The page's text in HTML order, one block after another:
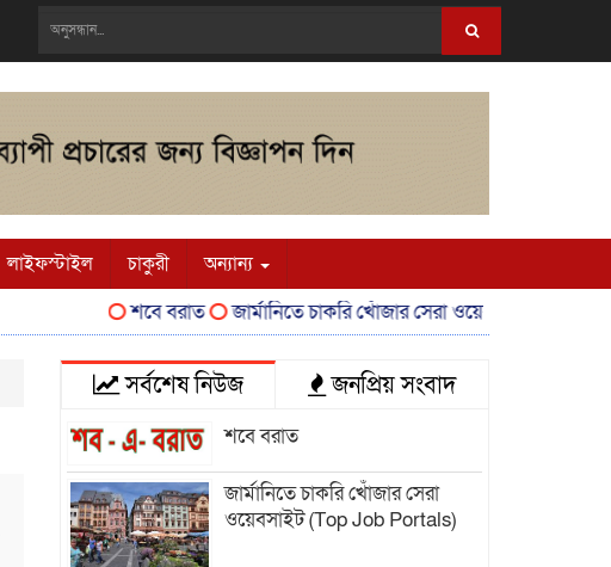
লাইফস্টাইল চাকুরী অন্যান্য
শবে বরাত জার্মানিতে চাকরি খোঁজার সেরা ওয়েবসাইট (Top Job
সর্বশেষ নিউজ জনপ্রিয় সংবাদ
শবে বরাত
জার্মানিতে চাকরি খোঁজার সেরা
ওয়েবসাইট (Top Job Portals)